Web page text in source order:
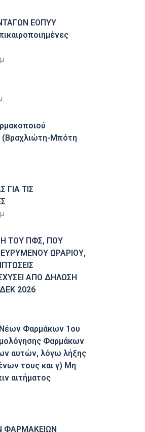
ΕΟΠΥΥ
(Βραχλιώτη-Μπότη
ΓΙΑ ΤΙΣ
ΤΟΥ ΠΦΣ, ΠΟΥ
ΩΡΑΡΙΟΥ,
ΑΠΟ ΔΗΛΩΣΗ
2026
Φαρμάκων 1ου
Φαρμάκων
αυτών, λόγω λήξης
τους και γ) Μη
αιτήματος
ΦΑΡΜΑΚΕΙΩΝ